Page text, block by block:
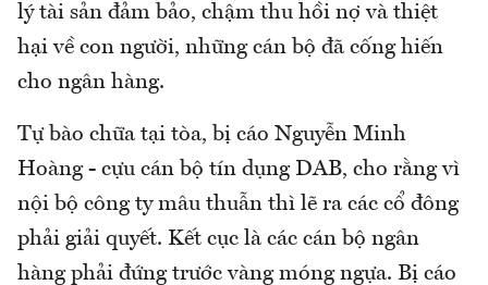
lý tài sản đảm bảo, chậm thu hồi nợ và thiệt
hại về con người, những cán bộ đã cống hiến
cho ngân hàng.
Tự bào chữa tại tòa, bị cáo Nguyễn Minh
Hoàng - cựu cán bộ tín dụng DAB, cho rằng vì
nội bộ công ty mâu thuẫn thì lẽ ra các cổ đông
phải giải quyết. Kết cục là các cán bộ ngân
hàng phải đứng trước vàng móng ngựa. Bị cáo